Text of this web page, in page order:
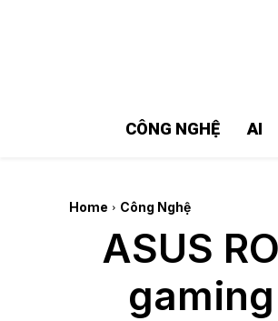
CÔNG NGHỆ AI
Home Công Nghệ
ASUS